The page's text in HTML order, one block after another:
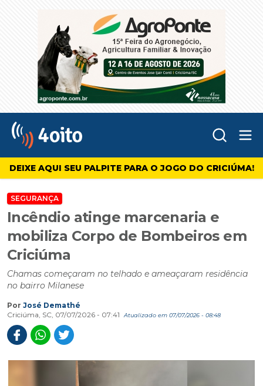
4oito
DEIXE AQUI SEU PALPITE PARA O JOGO DO CRICIÚMA!
SEGURANÇA
Incêndio atinge marcenaria e
mobiliza Corpo de Bombeiros em
Criciúma
Chamas começaram no telhado e ameaçaram residência
no bairro Milanese
Por José Demathé
Criciúma, SC, 07/07/2026 - 07:41
Atualizado em 07/07/2026 - 08:48